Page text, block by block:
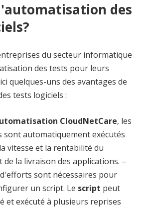
des
du secteur informatique
des tests pour leurs
quelques-uns des avantages de
tests logiciels :
CloudNetCare, les
automatiquement exécutés
vitesse et la rentabilité du
la livraison des applications. –
sont nécessaires pour
un script. Le script peut
et exécuté à plusieurs reprises